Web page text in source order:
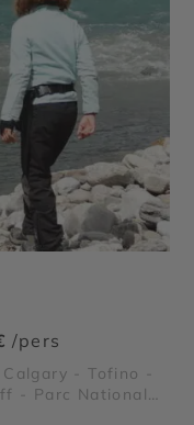
/pers
- Tofino -
- Parc National